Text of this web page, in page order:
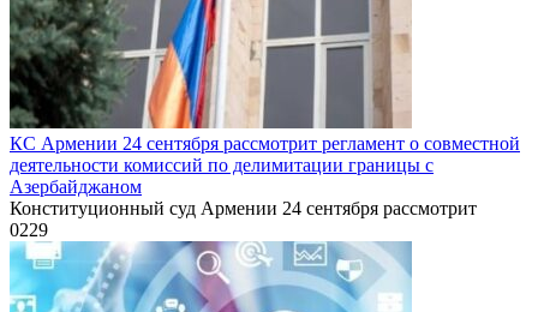
КС Армении 24 сентября рассмотрит регламент о совместной
деятельности комиссий по делимитации границы с
Азербайджаном
Конституционный суд Армении 24 сентября рассмотрит
0229